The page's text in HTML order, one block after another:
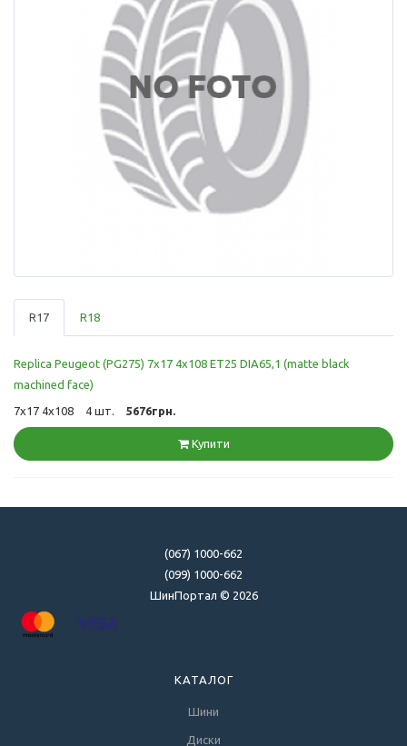
R17 R18
Replica Peugeot (PG275) 7x17 4x108 ET25 DIA65,1 (matte black
machined face)
7x17 4x108 4 шт. 5676грн.
Купити
(067) 1000-662
(099) 1000-662
ШинПортал © 2026
КАТАЛОГ
Шини
Диски